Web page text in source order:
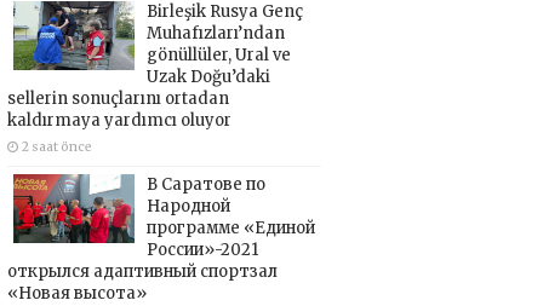
Birleşik Rusya Genç
Muhafızları’ndan
gönüllüler, Ural ve
Uzak Doğu’daki
sellerin sonuçlarını ortadan
kaldırmaya yardımcı oluyor
2 saat önce
В Саратове по
Народной
программе «Единой
России»-2021
открылся адаптивный спортзал
«Новая высота»